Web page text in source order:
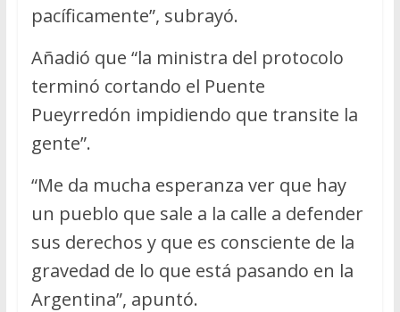
pacíficamente”, subrayó.
Añadió que “la ministra del protocolo
terminó cortando el Puente
Pueyrredón impidiendo que transite la
gente”.
“Me da mucha esperanza ver que hay
un pueblo que sale a la calle a defender
sus derechos y que es consciente de la
gravedad de lo que está pasando en la
Argentina”, apuntó.